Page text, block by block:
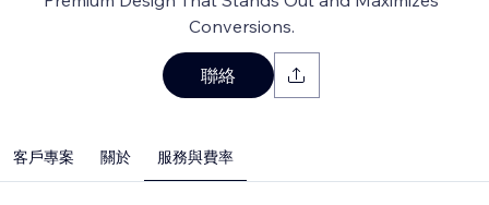
Conversions.
聯絡
客戶專案 關於 服務與費率